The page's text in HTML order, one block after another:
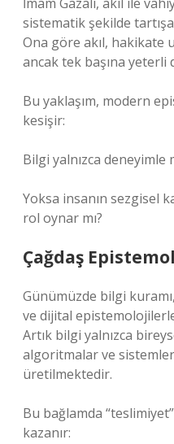
sistematik şekilde
Ona göre akıl, hakikate
ancak tek başına yeterli
Bu yaklaşım, modern
kesişir:
Bilgi yalnızca deneyimle
Yoksa insanın sezgisel
rol oynar mı?
Çağdaş
Günümüzde bilgi
ve dijital
Artık bilgi yalnızca
algoritmalar ve
üretilmektedir.
Bu bağlamda
kazanır: